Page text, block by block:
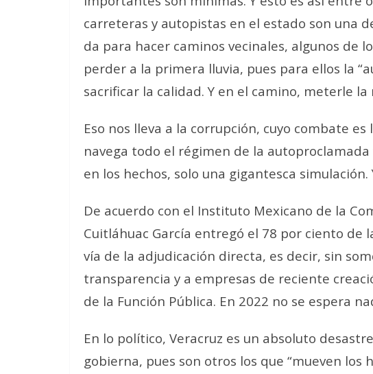
carreteras y autopistas en el estado son una
da para hacer caminos vecinales, algunos de
perder a la primera lluvia, pues para ellos la
sacrificar la calidad. Y en el camino, meterle la
Eso nos lleva a la corrupción, cuyo combate
navega todo el régimen de la
en los hechos, solo una gigantesca
De acuerdo con el Instituto Mexicano de la
Cuitláhuac García entregó el 78 por ciento de
vía de la adjudicación directa, es decir, sin
transparencia y a empresas de reciente
de la Función Pública. En 2022 no se espera
En lo político, Veracruz es un absoluto
gobierna, pues son otros los que “mueven los